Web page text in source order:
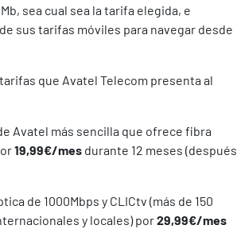
sea cual sea la tarifa elegida, e
sus tarifas móviles para navegar desde
que Avatel Telecom presenta al
Avatel más sencilla que ofrece fibra
19,99€/mes durante 12 meses (después
de 1000Mbps y CLICtv (más de 150
y locales) por29,99€/mes